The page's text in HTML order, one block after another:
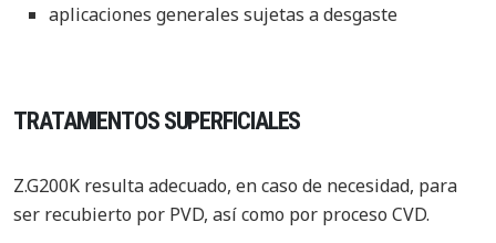
aplicaciones generales sujetas a desgaste
TRATAMIENTOS SUPERFICIALES
Z.G200K resulta adecuado, en caso de necesidad, para
ser recubierto por PVD, así como por proceso CVD.